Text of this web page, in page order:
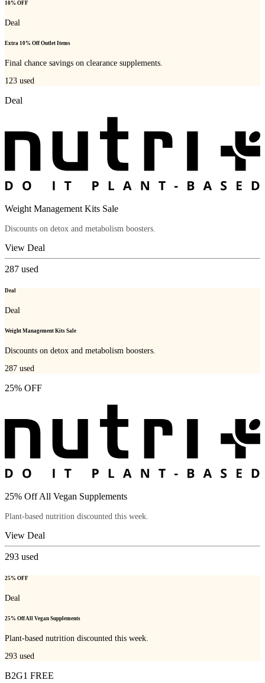
10% OFF
Deal
Extra 10% Off Outlet Items
Final chance savings on clearance supplements.
123 used
Deal
Weight Management Kits Sale
Discounts on detox and metabolism boosters.
View Deal
287 used
Deal
Deal
Weight Management Kits Sale
Discounts on detox and metabolism boosters.
287 used
25% OFF
25% Off All Vegan Supplements
Plant-based nutrition discounted this week.
View Deal
293 used
25% OFF
Deal
25% Off All Vegan Supplements
Plant-based nutrition discounted this week.
293 used
B2G1 FREE